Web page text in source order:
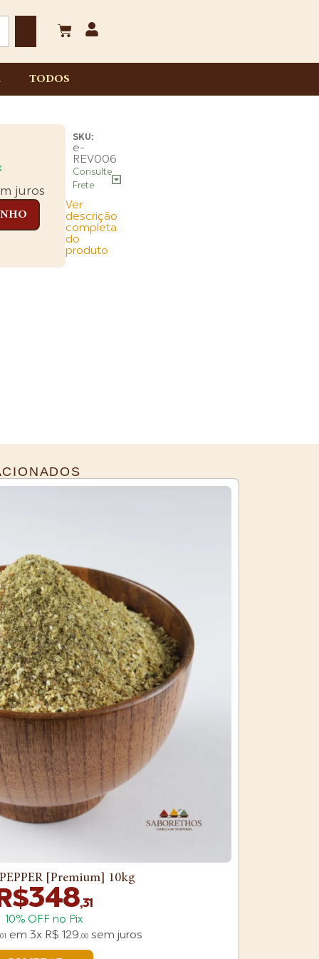
TODOS
juros
SKU:
e-
REV006
Consulte
Frete
Ver
descrição
completa
do
produto
[Premium] 10kg
348,31
10% OFF no Pix
em 3x R$ 129 ,00sem juros